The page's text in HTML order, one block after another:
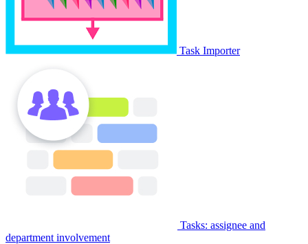
Task Importer
Tasks: assignee and
department involvement